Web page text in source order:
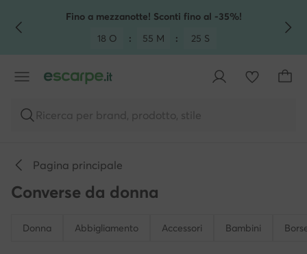
VAI AL CONTENUTO PRINCIPALE
VAI ALLA RICERCAFino a mezzanotte! Sconti fino al -35%!
18 O
: 55 M : 22 S
Ricerca per brand, prodotto, stile
Pagina principale
Converse da donna
Donna Abbigliamento Accessori Bambini